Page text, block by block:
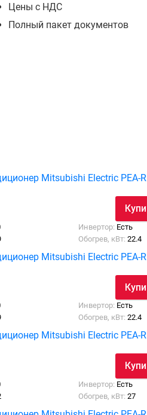
Цены с НДС
Полный пакет документов
Mitsubishi Electric PEA-
Инвертор: Есть
Обогрев, кВт: 22.4
Mitsubishi Electric PEA-
Инвертор: Есть
Обогрев, кВт: 22.4
Mitsubishi Electric PEA-
Инвертор: Есть
Обогрев, кВт: 27